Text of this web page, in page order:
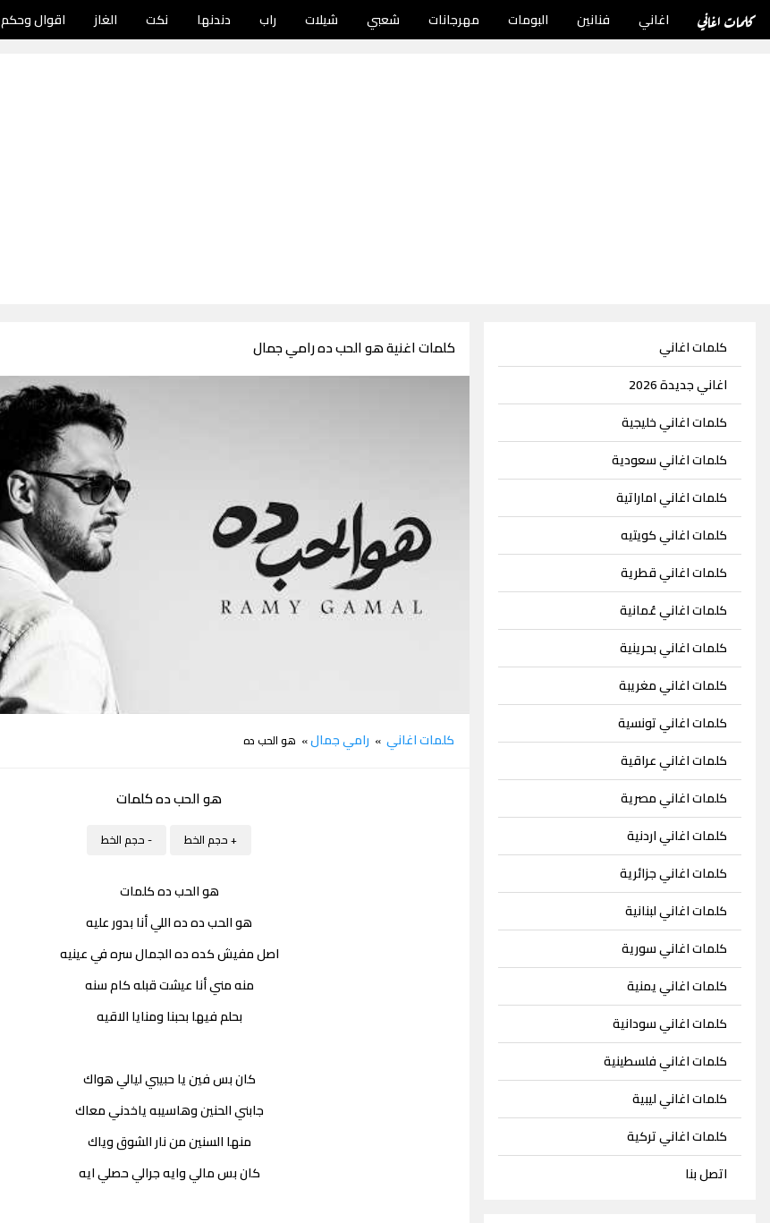
كلمات اغاني اغاني فنانين البومات مهرجانات شعبي شيلات راب دندنها نكت الغاز اقوال وحكم
كلمات اغاني
اغاني جديدة 2026
كلمات اغاني خليجية
كلمات اغاني سعودية
كلمات اغاني اماراتية
كلمات اغاني كويتيه
كلمات اغاني قطرية
كلمات اغاني عُمانية
كلمات اغاني بحرينية
كلمات اغاني مغريبة
كلمات اغاني تونسية
كلمات اغاني عراقية
كلمات اغاني مصرية
كلمات اغاني اردنية
كلمات اغاني جزائرية
كلمات اغاني لبنانية
كلمات اغاني سورية
كلمات اغاني يمنية
كلمات اغاني سودانية
كلمات اغاني فلسطينية
كلمات اغاني ليبية
كلمات اغاني تركية
اتصل بنا
كلمات اغنية هو الحب ده رامي جمال
كلمات اغاني » رامي جمال» هو الحب ده
هو الحب ده كلمات
+ حجم الخط - حجم الخط
هو الحب ده كلمات
هو الحب ده ده اللي أنا بدور عليه
اصل مفيش كده ده الجمال سره في عينيه
منه مني أنا عيشت قبله كام سنه
بحلم فيها بحبنا ومنايا الاقيه
كان بس فين يا حبيبي ليالي هواك
جابني الحنين وهاسيبه ياخدني معاك
منها السنين من نار الشوق وياك
كان بس مالي وايه جرالي حصلي ايه